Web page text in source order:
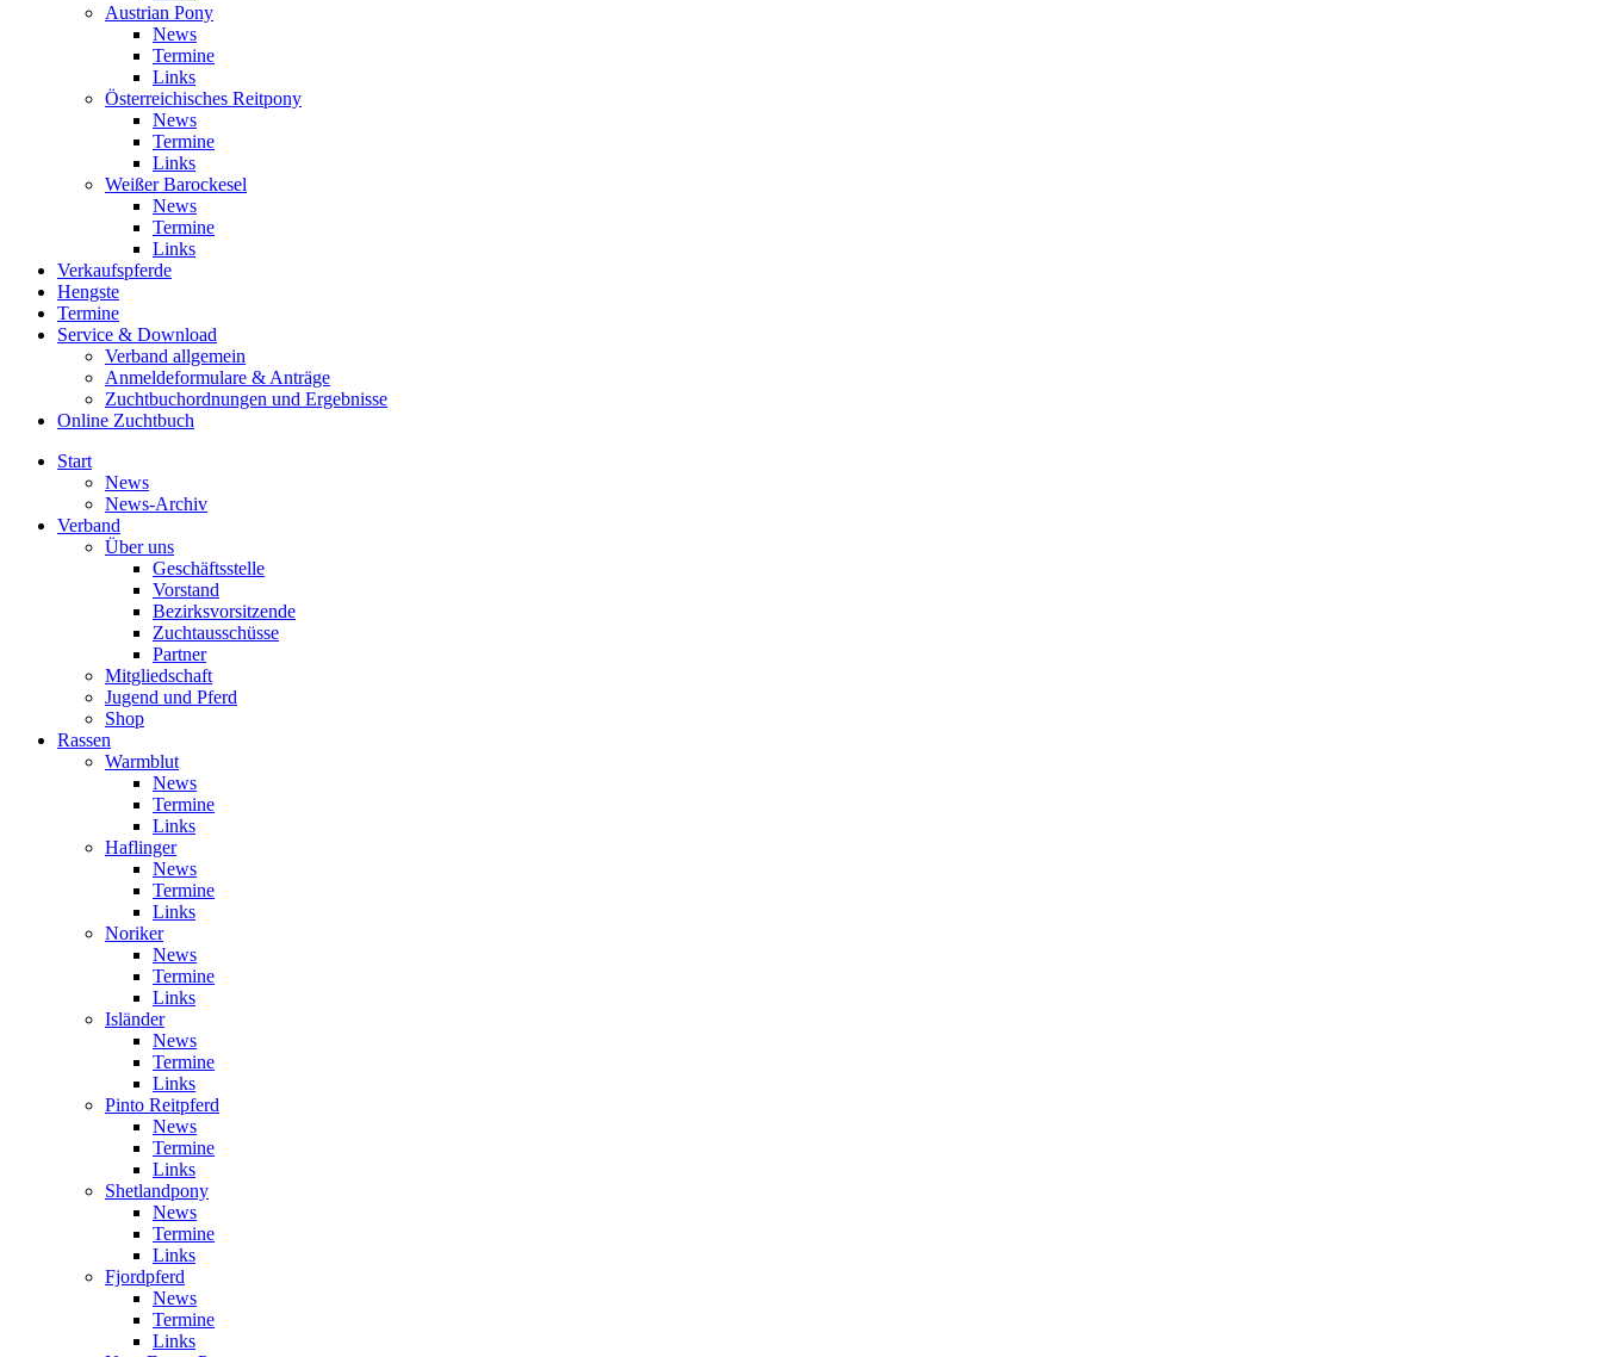
Austrian Pony
News
Termine
Links
Österreichisches Reitpony
News
Termine
Links
Weißer Barockesel
News
Termine
Links
Verkaufspferde
Hengste
Termine
Service & Download
Verband allgemein
Anmeldeformulare & Anträge
Zuchtbuchordnungen und Ergebnisse
Online Zuchtbuch
Start
News
News-Archiv
Verband
Über uns
Geschäftsstelle
Vorstand
Bezirksvorsitzende
Zuchtausschüsse
Partner
Mitgliedschaft
Jugend und Pferd
Shop
Rassen
Warmblut
News
Termine
Links
Haflinger
News
Termine
Links
Noriker
News
Termine
Links
Isländer
News
Termine
Links
Pinto Reitpferd
News
Termine
Links
Shetlandpony
News
Termine
Links
Fjordpferd
News
Termine
Links